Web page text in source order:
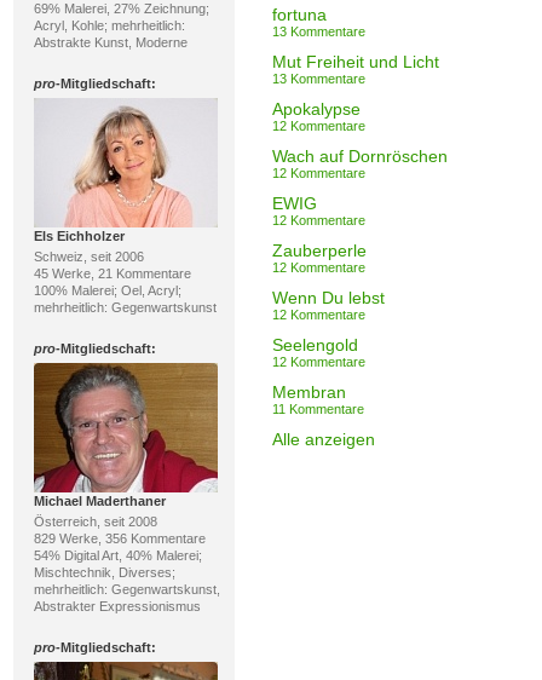
69% Malerei, 27% Zeichnung;
Acryl, Kohle; mehrheitlich:
Abstrakte Kunst, Moderne
pro-Mitgliedschaft:
Els Eichholzer
Schweiz, seit 2006
45 Werke, 21 Kommentare
100% Malerei; Oel, Acryl;
mehrheitlich: Gegenwartskunst
pro-Mitgliedschaft:
Michael Maderthaner
Österreich, seit 2008
829 Werke, 356 Kommentare
54% Digital Art, 40% Malerei;
Mischtechnik, Diverses;
mehrheitlich: Gegenwartskunst,
Abstrakter Expressionismus
pro-Mitgliedschaft:
fortuna
13 Kommentare
Mut Freiheit und Licht
13 Kommentare
Apokalypse
12 Kommentare
Wach auf Dornröschen
12 Kommentare
EWIG
12 Kommentare
Zauberperle
12 Kommentare
Wenn Du lebst
12 Kommentare
Seelengold
12 Kommentare
Membran
11 Kommentare
Alle anzeigen